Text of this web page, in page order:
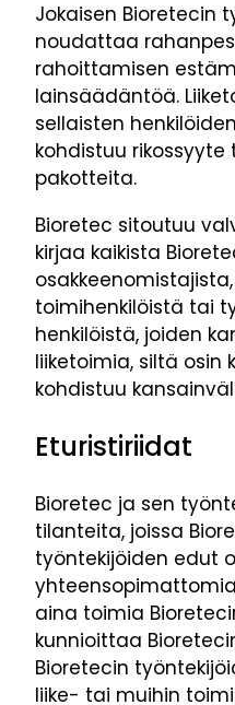
Jokaisen Bioretecin
noudattaa
rahoittamisen
lainsäädäntöä.
sellaisten
kohdistuu
pakotteita.
Bioretec sitoutuu
kirjaa kaikista
toimihenkilöistä tai
henkilöistä, joiden
liiketoimia, siltä osin
kohdistuu
Eturistiriidat
Bioretec ja sen
tilanteita, joissa
työntekijöiden edut
aina toimia
kunnioittaa
Bioretecin
liike- tai muihin